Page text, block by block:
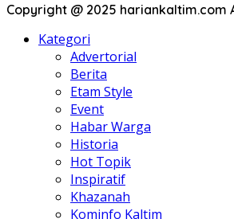
Copyright @ 2025 hariankaltim.com
Kategori
Advertorial
Berita
Etam Style
Event
Habar Warga
Historia
Hot Topik
Inspiratif
Khazanah
Kominfo Kaltim